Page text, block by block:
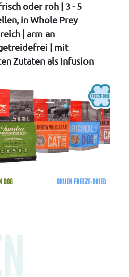
oder roh | 3 - 5
in Whole Prey
| arm an
| mit
Zutaten als Infusion